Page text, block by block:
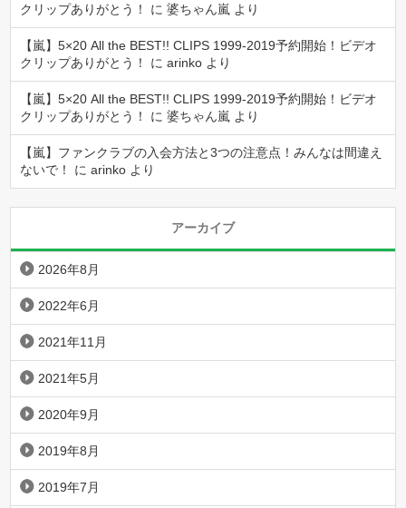
クリップありがとう！
に婆ちゃん嵐 より
【嵐】5×20 All the BEST!! CLIPS 1999-2019予約開始！ビデオ
クリップありがとう！
にarinko より
【嵐】5×20 All the BEST!! CLIPS 1999-2019予約開始！ビデオ
クリップありがとう！
に婆ちゃん嵐 より
【嵐】ファンクラブの入会方法と3つの注意点！みんなは間違え
ないで！
にarinko より
アーカイブ
2026年8月
2022年6月
2021年11月
2021年5月
2020年9月
2019年8月
2019年7月